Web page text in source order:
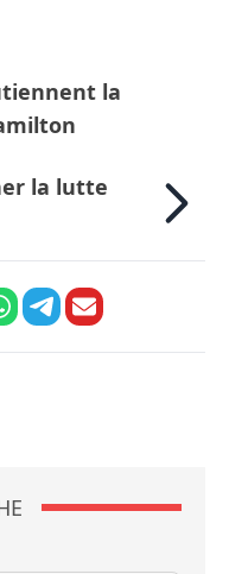
la
la lutte